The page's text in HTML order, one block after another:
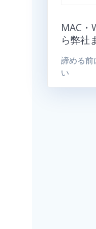
MAC・
ら弊社
諦める前
い